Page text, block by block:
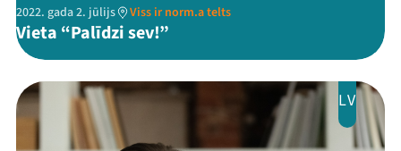
2022. gada 2. jūlijs Viss ir norm.a telts
Vieta “Palīdzi sev!”
LV